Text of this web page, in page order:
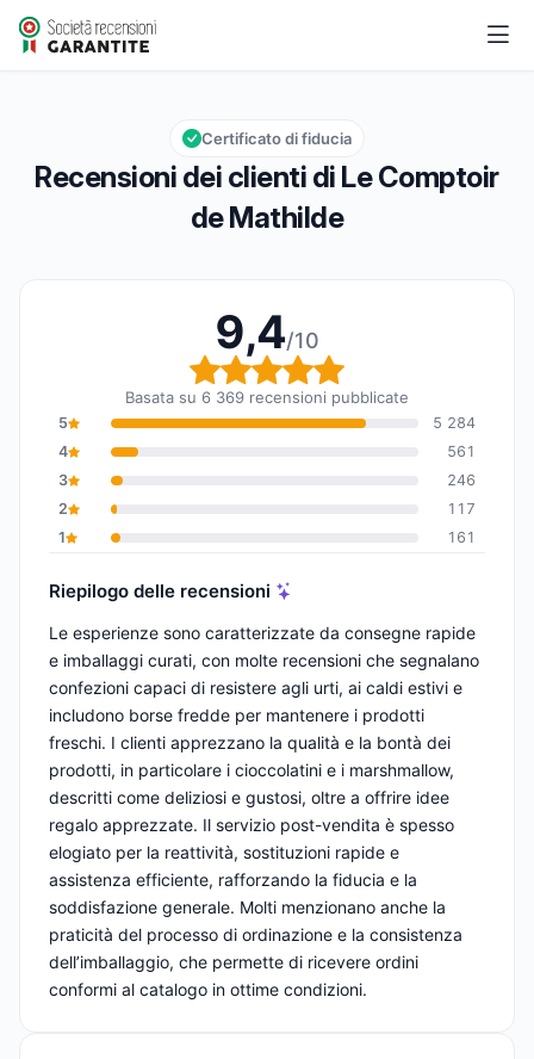
Le Comptoir de Mathilde
Valutazione globale: 9,4 su 10
9,4/10
Recensioni dei clienti di Le Comptoir
de Mathilde
Certificato di fiducia
9,4/10
Valutazione globale:
Basata su 6 369 recensioni pubblicate
5
5 284
4
561
3
246
2
117
1
161
Riepilogo delle recensioni
Le esperienze sono caratterizzate da consegne rapide
e imballaggi curati, con molte recensioni che segnalano
confezioni capaci di resistere agli urti, ai caldi estivi e
includono borse fredde per mantenere i prodotti
freschi. I clienti apprezzano la qualità e la bontà dei
prodotti, in particolare i cioccolatini e i marshmallow,
descritti come deliziosi e gustosi, oltre a offrire idee
regalo apprezzate. Il servizio post-vendita è spesso
elogiato per la reattività, sostituzioni rapide e
assistenza efficiente, rafforzando la fiducia e la
soddisfazione generale. Molti menzionano anche la
praticità del processo di ordinazione e la consistenza
dell’imballaggio, che permette di ricevere ordini
conformi al catalogo in ottime condizioni.